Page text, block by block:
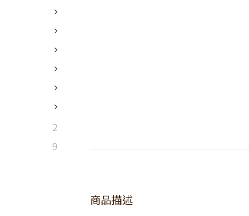
2
9
商品描述